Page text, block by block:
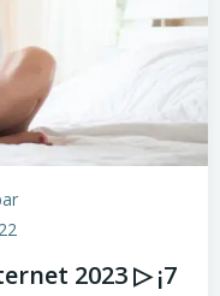
2023 ▷ ¡7